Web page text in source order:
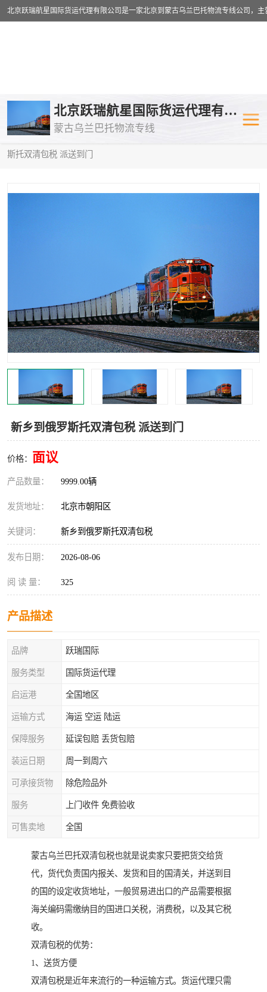
北京跃瑞航星国际货运代理有限公司
蒙古乌兰巴托物流专线
斯托双清包税 派送到门
新乡到俄罗斯托双清包税 派送到门
价格： 面议
产品数量： 9999.00辆
发货地址： 北京市朝阳区
关键词： 新乡到俄罗斯托双清包税
发布日期： 2026-08-06
阅 读 量： 325
产品描述
品牌 跃瑞国际
服务类型 国际货运代理
启运港 全国地区
运输方式 海运 空运 陆运
保障服务 延误包赔 丢货包赔
装运日期 周一到周六
可承接货物 除危险品外
服务 上门收件 免费验收
可售卖地 全国
蒙古乌兰巴托双清包税也就是说卖家只要把货交给货
代，货代负责国内报关、发货和目的国清关，并送到目
的国的设定收货地址，一般贸易进出口的产品需要根据
海关编码需缴纳目的国进口关税，消费税，以及其它税
收。
双清包税的优势：
1、送货方便
双清包税是近年来流行的一种运输方式。货运代理只需
乌兰巴托物流专线 乌兰巴托铁
乌兰巴托公路运输
中欧班列
蒙古乌兰巴托双清包税 蒙古乌兰巴